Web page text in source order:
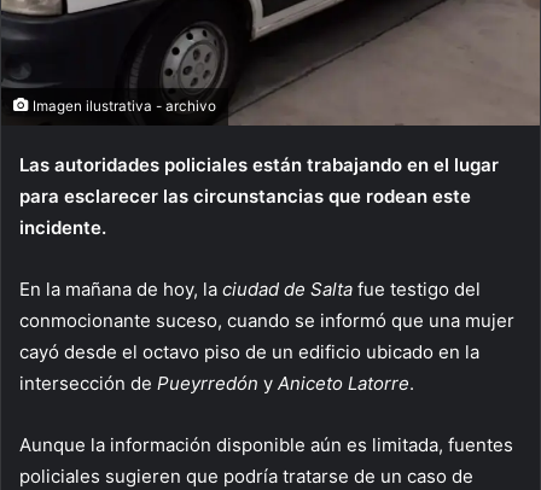
Imagen ilustrativa - archivo
Las autoridades policiales están trabajando en el lugar
para esclarecer las circunstancias que rodean este
incidente.
En la mañana de hoy, la ciudad de Salta fue testigo del
conmocionante suceso, cuando se informó que una mujer
cayó desde el octavo piso de un edificio ubicado en la
intersección de Pueyrredón y Aniceto Latorre.
Aunque la información disponible aún es limitada, fuentes
policiales sugieren que podría tratarse de un caso de